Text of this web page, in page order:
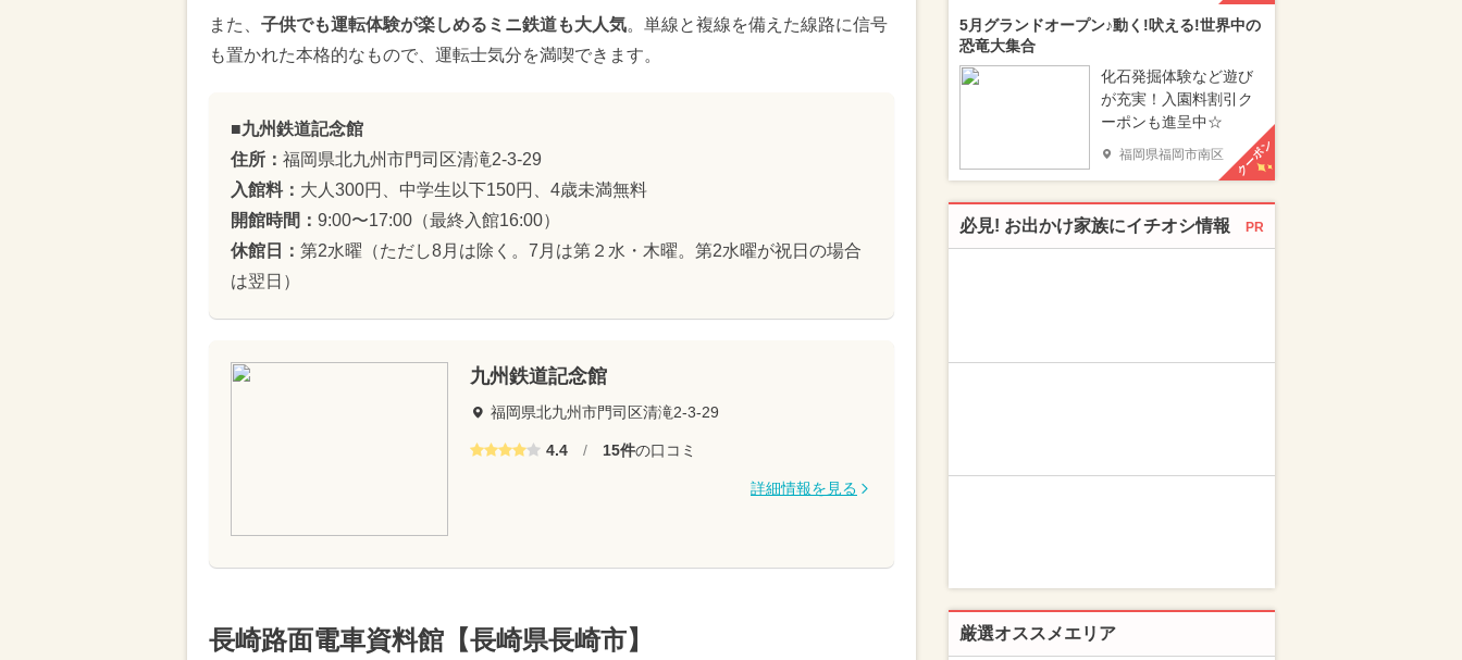
また、 子供でも運転体験が楽しめるミニ鉄道も大人気。単線と複線を備えた線路に信号
も置かれた本格的なもので、運転士気分を満喫できます。
■九州鉄道記念館
住所： 福岡県北九州市門司区清滝2-3-29
入館料： 大人300円、中学生以下150円、4歳未満無料
開館時間： 9:00〜17:00（最終入館16:00）
休館日： 第2水曜（ただし8月は除く。7月は第２水・木曜。第2水曜が祝日の場合
は翌日）
九州鉄道記念館
福岡県北九州市門司区清滝2-3-29
4.4 / 15件の口コミ
詳細情報を見る
長崎路面電車資料館【長崎県長崎市】
5月グランドオープン♪動く!吠える!世界中の
恐竜大集合
化石発掘体験など遊び
が充実！入園料割引ク
ーポンも進呈中☆
福岡県福岡市南区 クーポン
必見! お出かけ家族にイチオシ情報 PR
厳選オススメエリア